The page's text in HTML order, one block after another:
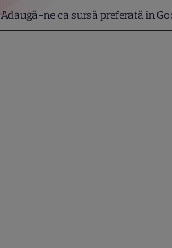
Adaugă-ne ca sursă preferată în